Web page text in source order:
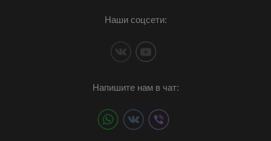
Наши соцсети:
Напишите нам в чат: